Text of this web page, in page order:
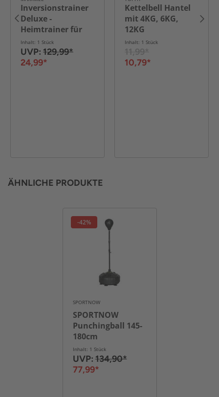
Inversionstrainer
Deluxe -
Heimtrainer für
Rücken, Bauch,
Rumpf & Beine -
Rot / Schwarz
Inhalt: 1 Stück
UVP: 129,99*
24,99*
Kettelbell Hantel
mit 4KG, 6KG,
12KG
Inhalt: 1 Stück
10,79*
ÄHNLICHE PRODUKTE
-42%
SPORTNOW
SPORTNOW
Punchingball 145-
180cm
höhenverstellbarer
Standbox-Trainer
mit Saugnapf
Inhalt: 1 Stück
UVP:134,90*
77,99*